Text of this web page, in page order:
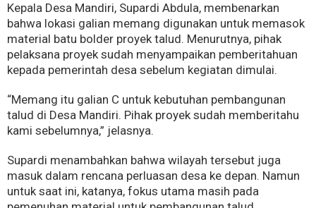
Kepala Desa Mandiri, Supardi Abdula, membenarkan
bahwa lokasi galian memang digunakan untuk memasok
material batu bolder proyek talud. Menurutnya, pihak
pelaksana proyek sudah menyampaikan pemberitahuan
kepada pemerintah desa sebelum kegiatan dimulai.
“Memang itu galian C untuk kebutuhan pembangunan
talud di Desa Mandiri. Pihak proyek sudah memberitahu
kami sebelumnya,” jelasnya.
Supardi menambahkan bahwa wilayah tersebut juga
masuk dalam rencana perluasan desa ke depan. Namun
untuk saat ini, katanya, fokus utama masih pada